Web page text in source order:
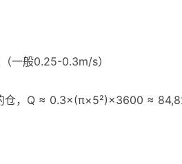
一般0.25-0.3m/s）
仓，Q ≈ 0.3×(π×5²)×3600 ≈